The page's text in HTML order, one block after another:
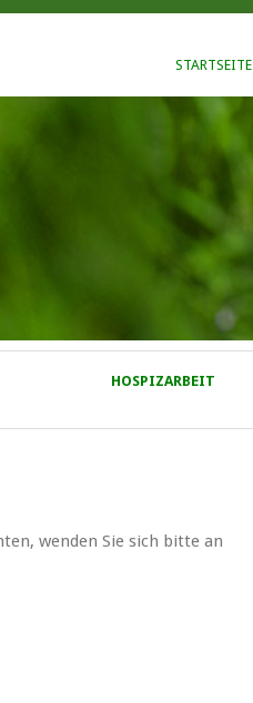
STARTSEITE
HOSPIZARBEIT
wenden Sie sich bitte an